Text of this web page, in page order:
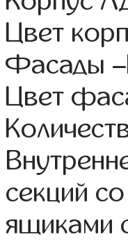
Цвет
Фасады
Цвет
секций
ящиками